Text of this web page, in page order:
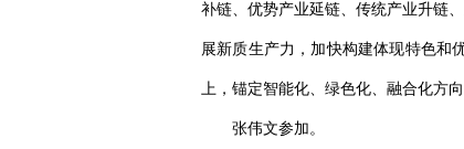
补链、优势产业延链、传统产业升链
展新质生产力，加快构建体现特色和
上，锚定智能化、绿色化、融合化方
张伟文参加。